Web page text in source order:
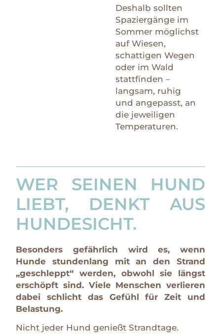
Deshalb sollten
Spaziergänge im
Sommer möglichst
auf Wiesen,
schattigen Wegen
oder im Wald
stattfinden –
langsam, ruhig
und angepasst, an
die jeweiligen
Temperaturen.
WER SEINEN HUND
LIEBT, DENKT AUS
HUNDESICHT.
Besonders gefährlich wird es, wenn
Hunde stundenlang mit an den Strand
„geschleppt“ werden, obwohl sie längst
erschöpft sind. Viele Menschen verlieren
dabei schlicht das Gefühl für Zeit und
Belastung.
Nicht jeder Hund genießt Strandtage.